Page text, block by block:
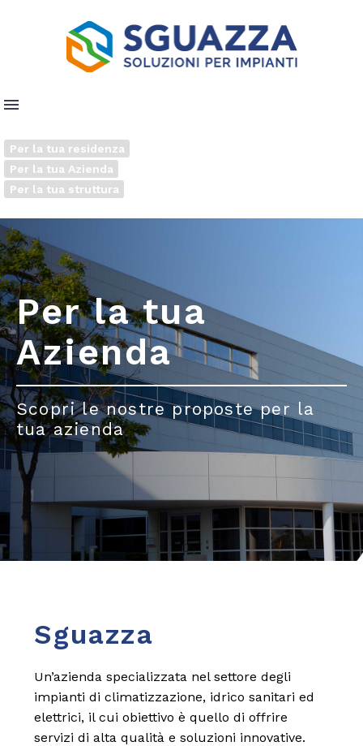
Per la tua residenza
Per la tua Azienda
Per la tua struttura
Per la tua
Azienda
Scopri le nostre proposte per la
tua azienda
Sguazza
Un’azienda specializzata nel settore degli
impianti di climatizzazione, idrico sanitari ed
elettrici, il cui obiettivo è quello di offrire
servizi di alta qualità e soluzioni innovative.